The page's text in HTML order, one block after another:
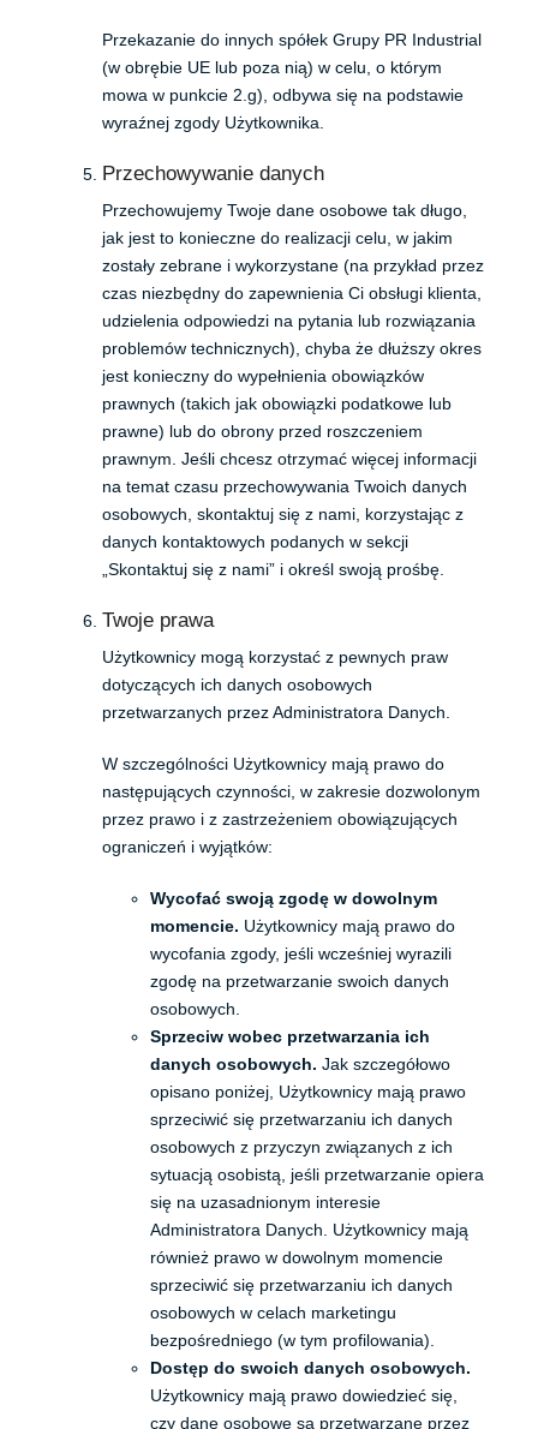
Przekazanie do innych spółek Grupy PR Industrial
(w obrębie UE lub poza nią) w celu, o którym
mowa w punkcie 2.g), odbywa się na podstawie
wyraźnej zgody Użytkownika.
Przechowywanie danych
Przechowujemy Twoje dane osobowe tak długo,
jak jest to konieczne do realizacji celu, w jakim
zostały zebrane i wykorzystane (na przykład przez
czas niezbędny do zapewnienia Ci obsługi klienta,
udzielenia odpowiedzi na pytania lub rozwiązania
problemów technicznych), chyba że dłuższy okres
jest konieczny do wypełnienia obowiązków
prawnych (takich jak obowiązki podatkowe lub
prawne) lub do obrony przed roszczeniem
prawnym. Jeśli chcesz otrzymać więcej informacji
na temat czasu przechowywania Twoich danych
osobowych, skontaktuj się z nami, korzystając z
danych kontaktowych podanych w sekcji
„Skontaktuj się z nami” i określ swoją prośbę.
Twoje prawa
Użytkownicy mogą korzystać z pewnych praw
dotyczących ich danych osobowych
przetwarzanych przez Administratora Danych.
W szczególności Użytkownicy mają prawo do
następujących czynności, w zakresie dozwolonym
przez prawo i z zastrzeżeniem obowiązujących
ograniczeń i wyjątków:
Wycofać swoją zgodę w dowolnym
momencie. Użytkownicy mają prawo do
wycofania zgody, jeśli wcześniej wyrazili
zgodę na przetwarzanie swoich danych
osobowych.
Sprzeciw wobec przetwarzania ich
danych osobowych. Jak szczegółowo
opisano poniżej, Użytkownicy mają prawo
sprzeciwić się przetwarzaniu ich danych
osobowych z przyczyn związanych z ich
sytuacją osobistą, jeśli przetwarzanie opiera
się na uzasadnionym interesie
Administratora Danych. Użytkownicy mają
również prawo w dowolnym momencie
sprzeciwić się przetwarzaniu ich danych
osobowych w celach marketingu
bezpośredniego (w tym profilowania).
Dostęp do swoich danych osobowych.
Użytkownicy mają prawo dowiedzieć się,
czy dane osobowe są przetwarzane przez